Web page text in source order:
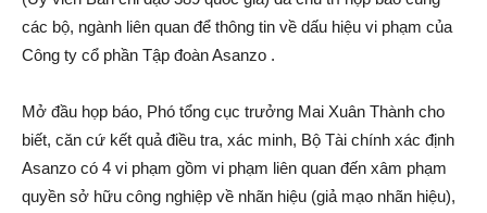
các bộ, ngành liên quan để thông tin về dấu hiệu vi phạm của
Công ty cổ phần Tập đoàn Asanzo .
Mở đầu họp báo, Phó tổng cục trưởng Mai Xuân Thành cho
biết, căn cứ kết quả điều tra, xác minh, Bộ Tài chính xác định
Asanzo có 4 vi phạm gồm vi phạm liên quan đến xâm phạm
quyền sở hữu công nghiệp về nhãn hiệu (giả mạo nhãn hiệu),